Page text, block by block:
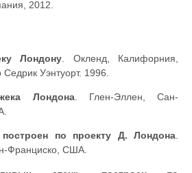
2012.
Лондону . Окленд, Калифорния,
Уэнтуорт. 1996.
Лондона. Глен-Эллен, Сан-
по проекту Д. Лондона
Франциско, США.